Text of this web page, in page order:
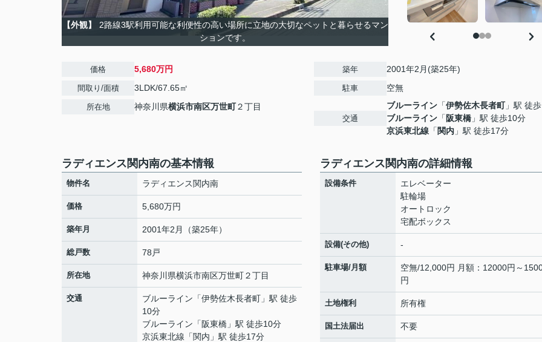
【外観】
2路線3駅利用可能な利便性の高い場所に立地の大切なペットと暮らせるマン
ションです。
価格 5,680万円
間取り/面積 3LDK/67.65㎡
所在地 神奈川県横浜市南区万世町２丁目
築年 2001年2月(築25年)
駐車 空無
交通
ブルーライン 「伊勢佐木長者町」駅 徒
ブルーライン 「 阪東橋 」駅 徒歩10分
京浜東北線 「 関内 」駅 徒歩17分
ラディエンス関内南の基本情報
物件名 ラディエンス関内南
価格 5,680万円
築年月 2001年2月（築25年）
総戸数 78戸
所在地 神奈川県横浜市南区万世町２丁目
交通 ブルーライン 「伊勢佐木長者町 」駅 徒歩
10分
ブルーライン 「 阪東橋 」駅 徒歩10分
京浜東北線 「関内 」駅 徒歩17分
ラディエンス関内南の詳細情報
設備条件
エレベーター
駐輪場
オートロック
宅配ボックス
設備(その他) -
駐車場/月額
空無/12,000円 月額：12000円～
円
土地権利 所有権
国土法届出 不要